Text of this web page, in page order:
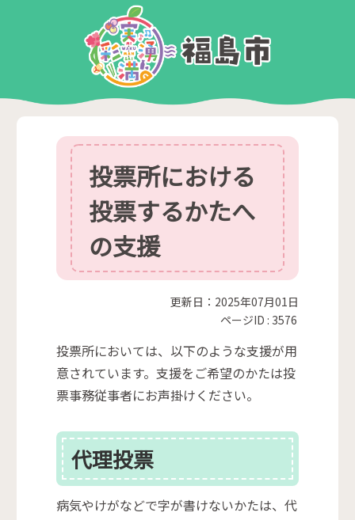
投票所における
投票するかたへ
の支援
更新日：2025年07月01日
ページID : 3576
投票所においては、以下のような支援が用
意されています。支援をご希望のかたは投
票事務従事者にお声掛けください。
代理投票
病気やけがなどで字が書けないかたは、代